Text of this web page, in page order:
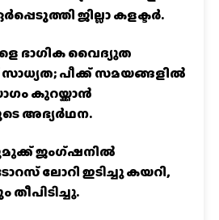
ജില്ലാ കളക്ടര്‍.
ഭാഗിക വൈദ്യുത
പീക്ക് സമയങ്ങളില്‍
കുറയ്ക്കാൻ
അഭ്യര്‍ഥന.
ജംഗ്ഷനിൽ
ലോറി ഇടിച്ചു കയറി,